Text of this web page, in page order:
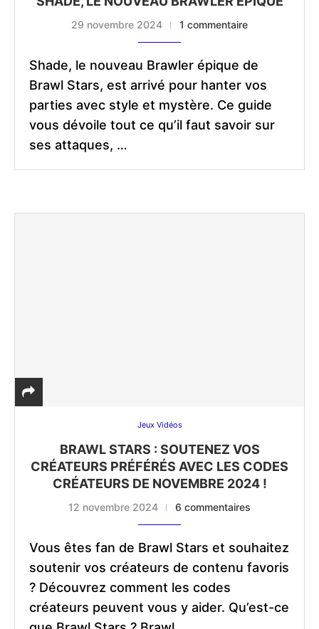
29 novembre 2024 1 commentaire
Shade, le nouveau Brawler épique de
Brawl Stars, est arrivé pour hanter vos
parties avec style et mystère. Ce guide
vous dévoile tout ce qu’il faut savoir sur
ses attaques, …
Jeux Vidéos
BRAWL STARS : SOUTENEZ VOS
CRÉATEURS PRÉFÉRÉS AVEC LES CODES
CRÉATEURS DE NOVEMBRE 2024 !
12 novembre 2024 6 commentaires
Vous êtes fan de Brawl Stars et souhaitez
soutenir vos créateurs de contenu favoris
? Découvrez comment les codes
créateurs peuvent vous y aider. Qu’est-ce